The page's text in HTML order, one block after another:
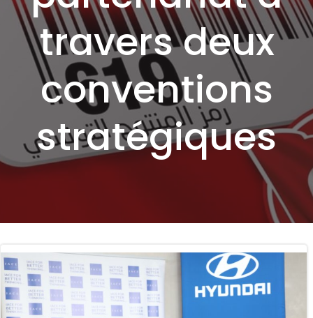
travers deux
conventions
stratégiques